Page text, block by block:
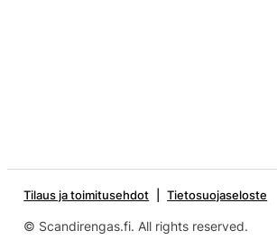
Tilaus ja toimitusehdot Tietosuojaseloste
© Scandirengas.fi. All rights reserved.